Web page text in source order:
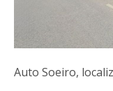
Auto Soeiro,